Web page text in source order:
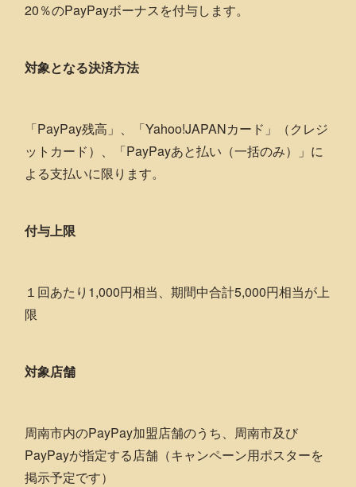
20％のPayPayボーナスを付与します。
対象となる決済方法
「PayPay残高」、「Yahoo!JAPANカード」（クレジ
ットカード）、「PayPayあと払い（一括のみ）」に
よる支払いに限ります。
付与上限
１回あたり1,000円相当、期間中合計5,000円相当が上
限
対象店舗
周南市内のPayPay加盟店舗のうち、周南市及び
PayPayが指定する店舗（キャンペーン用ポスターを
掲示予定です）